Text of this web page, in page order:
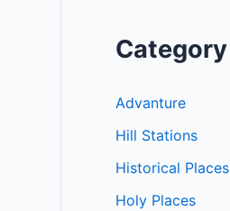
Category
Advanture
Hill Stations
Historical Places
Holy Places